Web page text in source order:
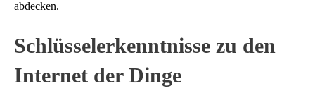
abdecken.
Schlüsselerkenntnisse zu den
Internet der Dinge